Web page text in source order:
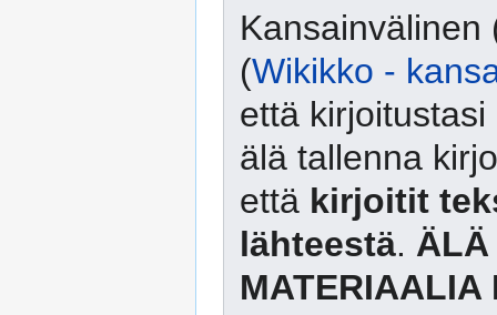
Kansainvälinen
(Wikikko -
että
älä tallenna
että kirjoitit
lähteestä. ÄLÄ
MATERIAALIA